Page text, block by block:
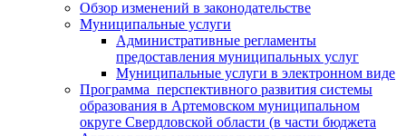
Обзор изменений в законодательстве
Муниципальные услуги
Административные регламенты
предоставления муниципальных услуг
Муниципальные услуги в электронном виде
Программа перспективного развития системы
образования в Артемовском муниципальном
округе Свердловской области (в части бюджета